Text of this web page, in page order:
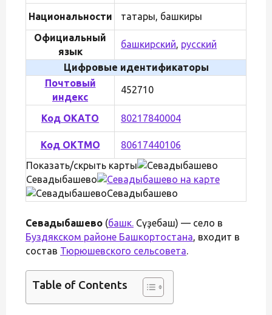
Национальности
татары, башкиры
Официальный
язык
башкирский, русский
Цифровые идентификаторы
Почтовый
индекс
452710
Код ОКАТО 80217840004
Код ОКТМО
80617440106
Показать/скрыть карты
Севадыбашево
Севадыбашево
Севадыбашево (башк. Сәүәҙебаш) — село в
Буздякском районе Башкортостана, входит в
состав Тюрюшевского сельсовета.
Table of Contents